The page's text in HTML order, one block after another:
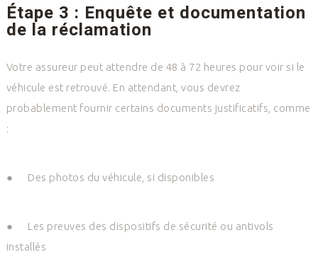
Étape 3 : Enquête et documentation
de la réclamation
Votre assureur peut attendre de 48 à 72 heures pour voir si le
véhicule est retrouvé. En attendant, vous devrez
probablement fournir certains documents justificatifs, comme
:
● Des photos du véhicule, si disponibles
●
Les preuves des dispositifs de sécurité ou antivols
installés